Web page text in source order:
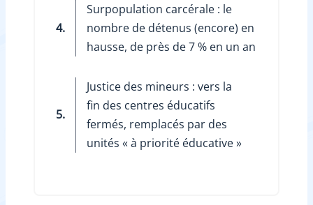
4.
Surpopulation carcérale : le
nombre de détenus (encore) en
hausse, de près de 7 % en un an
5.
Justice des mineurs : vers la
fin des centres éducatifs
fermés, remplacés par des
unités « à priorité éducative »